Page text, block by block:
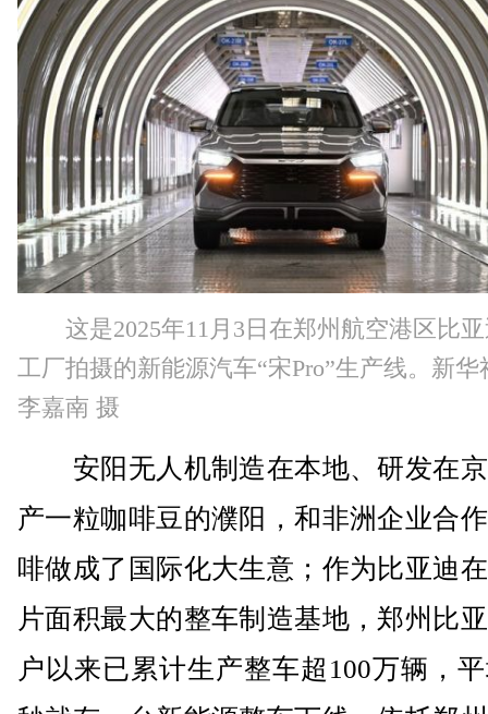
这是2025年11月3日在郑州航空港区比
工厂拍摄的新能源汽车“宋Pro”生产线。新华
李嘉南 摄
安阳无人机制造在本地、研发在
产一粒咖啡豆的濮阳，和非洲企业合
啡做成了国际化大生意；作为比亚迪
片面积最大的整车制造基地，郑州比
户以来已累计生产整车超100万辆，